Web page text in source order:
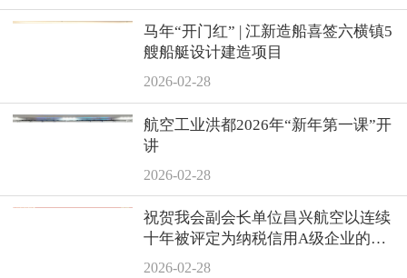
马年“开门红” | 江新造船喜签六横镇5
艘船艇设计建造项目
2026-02-28
航空工业洪都2026年“新年第一课”开
讲
2026-02-28
祝贺我会副会长单位昌兴航空以连续
十年被评定为纳税信用A级企业的优
异业绩再次荣膺“景德镇市工业纳税
2026-02-28